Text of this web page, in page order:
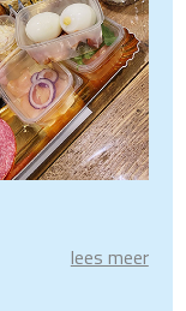
lees meer